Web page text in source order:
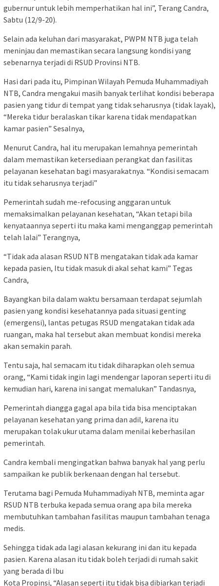
gubernur untuk lebih memperhatikan hal ini”, Terang Candra,
Sabtu (12/9-20).
Selain ada keluhan dari masyarakat, PWPM NTB juga telah
meninjau dan memastikan secara langsung kondisi yang
sebenarnya terjadi di RSUD Provinsi NTB.
Hasi dari pada itu, Pimpinan Wilayah Pemuda Muhammadiyah
NTB, Candra mengakui masih banyak terlihat kondisi beberapa
pasien yang tidur di tempat yang tidak seharusnya (tidak layak),
“Mereka tidur beralaskan tikar karena tidak mendapatkan
kamar pasien” Sesalnya,
Menurut Candra, hal itu merupakan lemahnya pemerintah
dalam memastikan ketersediaan perangkat dan fasilitas
pelayanan kesehatan bagi masyarakatnya. “Kondisi semacam
itu tidak seharusnya terjadi”
Pemerintah sudah me-refocusing anggaran untuk
memaksimalkan pelayanan kesehatan, “Akan tetapi bila
kenyataannya seperti itu maka kami menganggap pemerintah
telah lalai” Terangnya,
“Tidak ada alasan RSUD NTB mengatakan tidak ada kamar
kepada pasien, Itu tidak masuk di akal sehat kami” Tegas
Candra,
Bayangkan bila dalam waktu bersamaan terdapat sejumlah
pasien yang kondisi kesehatannya pada situasi genting
(emergensi), lantas petugas RSUD mengatakan tidak ada
ruangan, maka hal tersebut akan membuat kondisi mereka
akan semakin parah.
Tentu saja, hal semacam itu tidak diharapkan oleh semua
orang, “Kami tidak ingin lagi mendengar laporan seperti itu di
kemudian hari, karena ini sangat memalukan” Tandasnya,
Pemerintah diangga gagal apa bila tida bisa menciptakan
pelayanan kesehatan yang prima dan adil, karena itu
merupakan tolak ukur utama dalam menilai keberhasilan
pemerintah.
Candra kembali mengingatkan bahwa banyak hal yang perlu
sampaikan ke publik berkenaan dengan hal tersebut.
Terutama bagi Pemuda Muhammadiyah NTB, meminta agar
RSUD NTB terbuka kepada semua orang apa bila mereka
membutuhkan tambahan fasilitas maupun tambahan tenaga
medis.
Sehingga tidak ada lagi alasan kekurang ini dan itu kepada
pasien. Karena alasan itu tidak boleh terjadi di rumah sakit
yang berada di Ibu
Kota Propinsi, “Alasan seperti itu tidak bisa dibiarkan terjadi